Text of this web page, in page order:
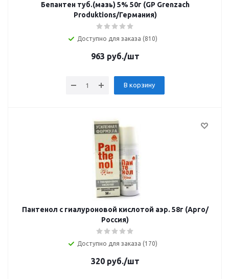
Бепантен туб.(мазь) 5% 50г (GP Grenzach
Produktions/Германия)
Доступно для заказа (810)
963 руб./шт
В корзину
Пантенол с гиалуроновой кислотой аэр. 58г (Арго/
Россия)
Доступно для заказа (170)
320руб./шт